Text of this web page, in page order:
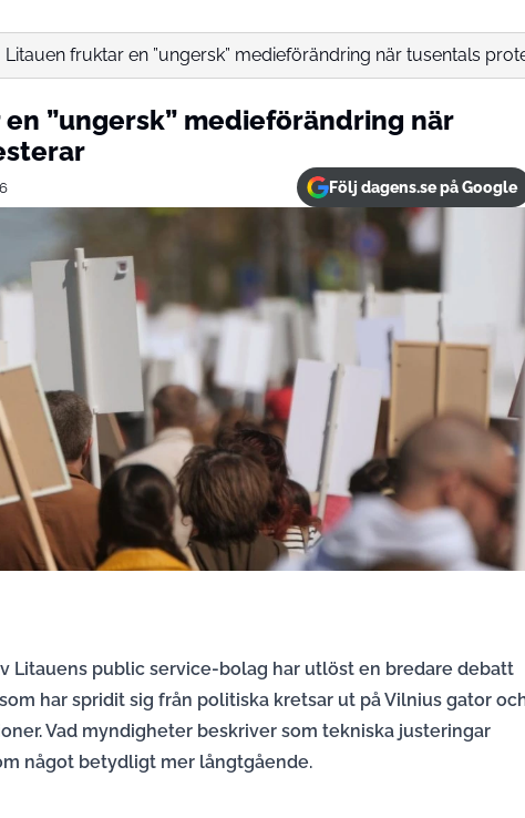
Litauen fruktar en ”ungersk” medieförändring när tusentals
”ungersk” medieförändring när
Följ dagens.se på Google
Litauens public service-bolag har utlöst en bredare debatt
har spridit sig från politiska kretsar ut på Vilnius gator
Vad myndigheter beskriver som tekniska justeringar
något betydligt mer långtgående.